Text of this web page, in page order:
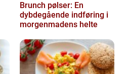
Brunch pølser: En
dybdegående indføring i
morgenmadens helte